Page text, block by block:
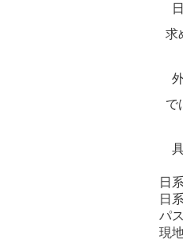
求
で
日
日
パ
現